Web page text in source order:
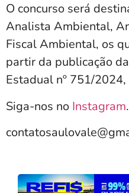
O concurso será
Analista Ambiental,
Fiscal Ambiental, os
partir da publicação
Estadual nº 751/
Siga-nos no Instagram.